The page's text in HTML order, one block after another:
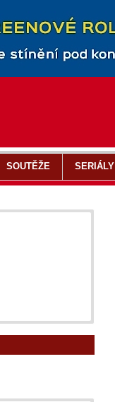
SOUTĚŽE SERIÁLY